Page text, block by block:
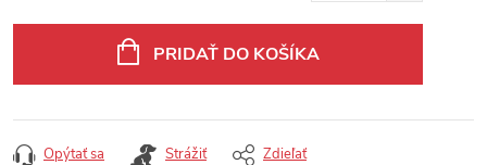
PRIDAŤ DO KOŠÍKA
Opýtať sa Strážiť Zdieľať